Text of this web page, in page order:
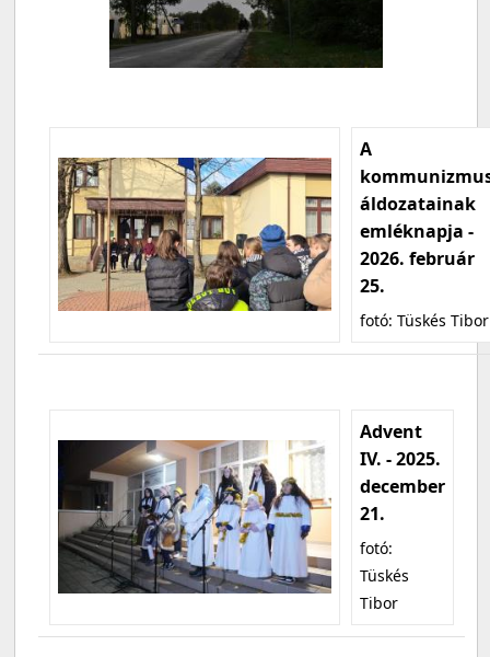
A
áldozatainak
emléknapja -
2026. február
25.
fotó: Tüskés Tibor
Advent
IV. - 2025.
december
21.
fotó:
Tüskés
Tibor